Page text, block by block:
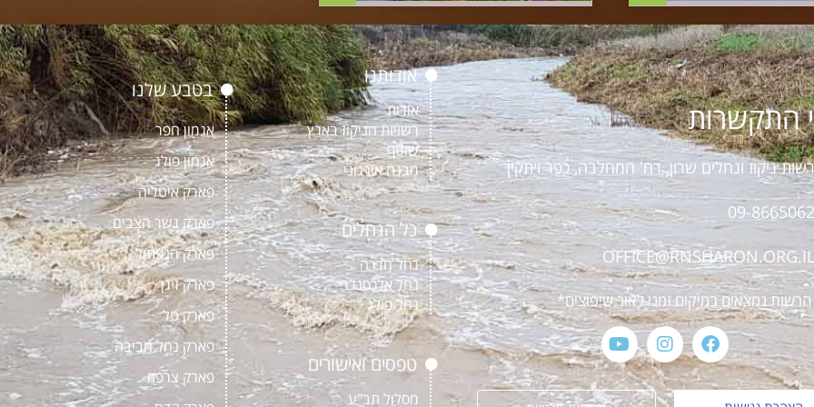
התקשרות
רשות ניקוז ונחלים שרון, רח' המחלבה, כפר ויתקין
09-8665062
OFFICE@RNSHARON.ORG.IL
נמצאים במיקום זמני לאור שיפוצים*
אודותנו
אודות
רשויות הניקוז בארץ
שוטף
מבנה אירגוני
כל הנחלים
נחל חדרה
נחל אלכסנדר
נחל פולג
טפסים ואישורים
מסלול תב"ע
בטבע שלנו
אגמון חפר
אגמון פולג
פארק איטליה
פארק גשר הצבים
פארק הנפתול
פארק זיגן
פארק טל
פארק נחל חביבה
פארק צרפת